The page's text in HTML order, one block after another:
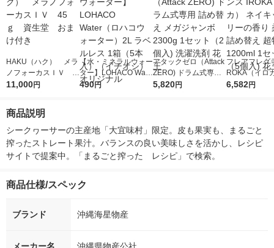
HAKU（ハク） メラ
ノフォーカスＩＶ 4
5ｇ 資生堂 おまけ
11,000円
【水・ミネラルウォー
ター】LOHACO Wate
r（ロハコウォータ
490円
アタックゼロ（Attack
ZERO) ドラム式専用
詰め替え メガジャン
5,820円
フレアフレグ
ROKA（イロ
イキッドリリ
6,582円
商品説明
シークヮーサーの主産地「大宜味村」限定。皮も果実も、まるごと
搾ったストレート果汁。バランスの良い美味しさを活かし、レシピ
サイトで提案中。「まるごと搾った　レシピ」で検索。
商品仕様/スペック
ブランド 沖縄海星物産